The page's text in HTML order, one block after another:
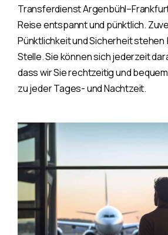
Transferdienst
Reise entspannt und pünktlich.
Pünktlichkeit und Sicherheit
Stelle. Sie können sich jederzeit
dass wir Sie rechtzeitig und
zu jeder Tages- und Nachtzeit.